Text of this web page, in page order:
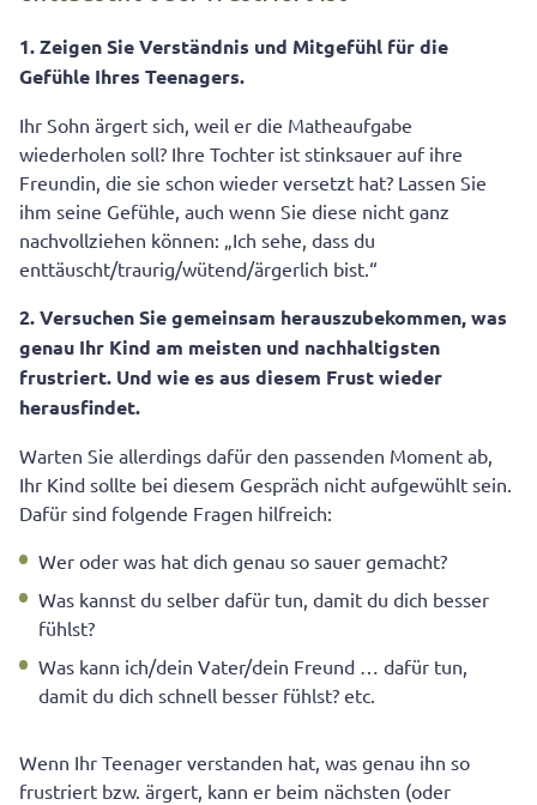
1. Zeigen Sie Verständnis und Mitgefühl für die
Gefühle Ihres Teenagers.
Ihr Sohn ärgert sich, weil er die Matheaufgabe
wiederholen soll? Ihre Tochter ist stinksauer auf ihre
Freundin, die sie schon wieder versetzt hat? Lassen Sie
ihm seine Gefühle, auch wenn Sie diese nicht ganz
nachvollziehen können: „Ich sehe, dass du
enttäuscht/traurig/wütend/ärgerlich bist.“
2. Versuchen Sie gemeinsam herauszubekommen, was
genau Ihr Kind am meisten und nachhaltigsten
frustriert. Und wie es aus diesem Frust wieder
herausfindet.
Warten Sie allerdings dafür den passenden Moment ab,
Ihr Kind sollte bei diesem Gespräch nicht aufgewühlt sein.
Dafür sind folgende Fragen hilfreich:
Wer oder was hat dich genau so sauer gemacht?
Was kannst du selber dafür tun, damit du dich besser
fühlst?
Was kann ich/dein Vater/dein Freund … dafür tun,
damit du dich schnell besser fühlst? etc.
Wenn Ihr Teenager verstanden hat, was genau ihn so
frustriert bzw. ärgert, kann er beim nächsten (oder